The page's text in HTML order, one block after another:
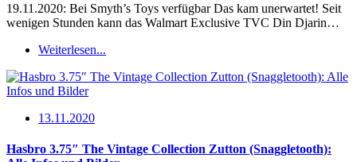
19.11.2020: Bei Smyth’s Toys verfügbar Das kam unerwartet! Seit
wenigen Stunden kann das Walmart Exclusive TVC Din Djarin…
Weiterlesen...
13.11.2020
Hasbro 3.75″ The Vintage Collection Zutton (Snaggletooth):